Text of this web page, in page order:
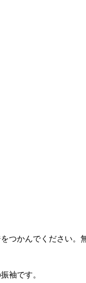
つかんでください。
袖です。